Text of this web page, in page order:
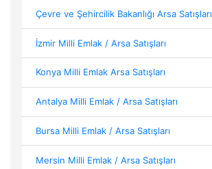
Çevre ve Şehircilik Bakanlığı Arsa Satışları
İzmir Milli Emlak / Arsa Satışları
Konya Milli Emlak Arsa Satışları
Antalya Milli Emlak / Arsa Satışları
Bursa Milli Emlak / Arsa Satışları
Mersin Milli Emlak / Arsa Satışları